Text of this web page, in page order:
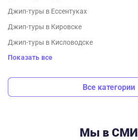
Джип-туры в Ессентуках
Джип-туры в Кировске
Джип-туры в Кисловодске
Показать все
Все категории
Мы в СМИ